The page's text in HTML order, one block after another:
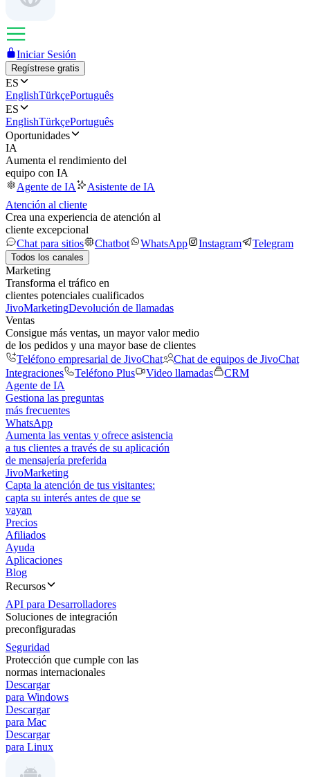
Iniciar Sesión
Regístrese gratis
ES
EnglishTürkçePortuguês
ES
EnglishTürkçePortuguês
Oportunidades
IA
Aumenta el rendimiento del
equipo con IA
Agente de IA
Asistente de IA
Atención al cliente
Crea una experiencia de atención al
cliente excepcional
Chat para sitios
Chatbot WhatsApp Instagram Telegram
Todos los canales
Marketing
Transforma el tráfico en
clientes potenciales cualificados
JivoMarketingDevolución de llamadas
Ventas
Consigue más ventas, un mayor valor medio
de los pedidos y una mayor base de clientes
Teléfono empresarial de JivoChat
Chat de equipos de JivoChat
Integraciones
Teléfono Plus Video llamadas
CRM
Agente de IA
Gestiona las preguntas
más frecuentes
WhatsApp
Aumenta las ventas y ofrece asistencia
a tus clientes a través de su aplicación
de mensajería preferida
JivoMarketing
Capta la atención de tus visitantes:
capta su interés antes de que se
vayan
Precios
Afiliados
Ayuda
Aplicaciones
Blog
Recursos
API para Desarrolladores
Soluciones de integración
preconfiguradas
Seguridad
Protección que cumple con las
normas internacionales
Descargar
para Windows
Descargar
para Mac
Descargar
para Linux